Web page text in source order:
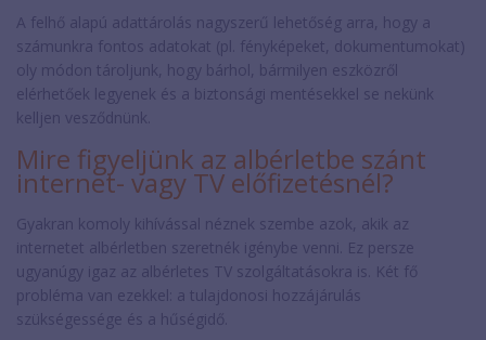
A felhő alapú adattárolás nagyszerű lehetőség arra, hogy a
számunkra fontos adatokat (pl. fényképeket, dokumentumokat)
oly módon tároljunk, hogy bárhol, bármilyen eszközről
elérhetőek legyenek és a biztonsági mentésekkel se nekünk
kelljen vesződnünk.
Mire figyeljünk az albérletbe szánt
internet- vagy TV előfizetésnél?
Gyakran komoly kihívással néznek szembe azok, akik az
internetet albérletben szeretnék igénybe venni. Ez persze
ugyanúgy igaz az albérletes TV szolgáltatásokra is. Két fő
probléma van ezekkel: a tulajdonosi hozzájárulás
szükségessége és a hűségidő.